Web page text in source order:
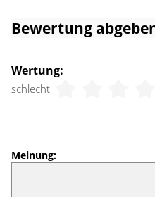
Bewertung
Wertung:
schlecht
Meinung: